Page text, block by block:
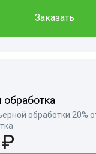
Заказать
обработка
обработки 20%